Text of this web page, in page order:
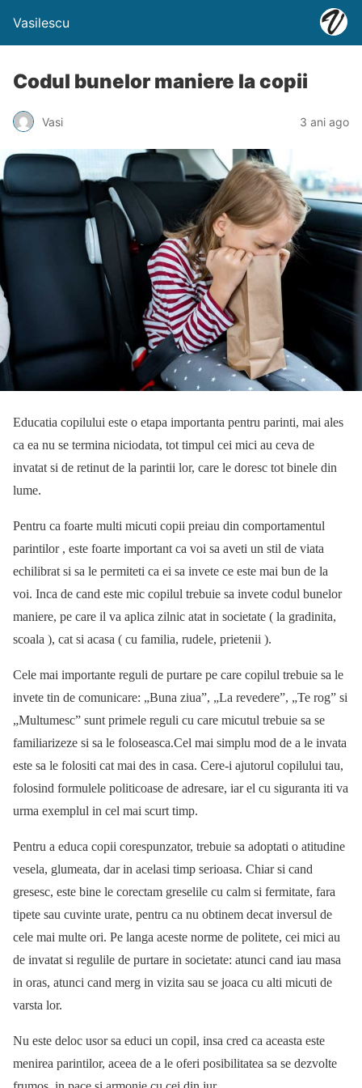
Vasilescu
Codul bunelor maniere la copii
Vasi 3 ani ago
Educatia copilului este o etapa importanta pentru parinti, mai ales
ca ea nu se termina niciodata, tot timpul cei mici au ceva de
invatat si de retinut de la parintii lor, care le doresc tot binele din
lume.
Pentru ca foarte multi micuti copii preiau din comportamentul
parintilor , este foarte important ca voi sa aveti un stil de viata
echilibrat si sa le permiteti ca ei sa invete ce este mai bun de la
voi. Inca de cand este mic copilul trebuie sa invete codul bunelor
maniere, pe care il va aplica zilnic atat in societate ( la gradinita,
scoala ), cat si acasa ( cu familia, rudele, prietenii ).
Cele mai importante reguli de purtare pe care copilul trebuie sa le
invete tin de comunicare: „Buna ziua”, „La revedere”, „Te rog” si
„Multumesc” sunt primele reguli cu care micutul trebuie sa se
familiarizeze si sa le foloseasca.Cel mai simplu mod de a le invata
este sa le folositi cat mai des in casa. Cere-i ajutorul copilului tau,
folosind formulele politicoase de adresare, iar el cu siguranta iti va
urma exemplul in cel mai scurt timp.
Pentru a educa copii corespunzator, trebuie sa adoptati o atitudine
vesela, glumeata, dar in acelasi timp serioasa. Chiar si cand
gresesc, este bine le corectam greselile cu calm si fermitate, fara
tipete sau cuvinte urate, pentru ca nu obtinem decat inversul de
cele mai multe ori. Pe langa aceste norme de politete, cei mici au
de invatat si regulile de purtare in societate: atunci cand iau masa
in oras, atunci cand merg in vizita sau se joaca cu alti micuti de
varsta lor.
Nu este deloc usor sa educi un copil, insa cred ca aceasta este
menirea parintilor, aceea de a le oferi posibilitatea sa se dezvolte